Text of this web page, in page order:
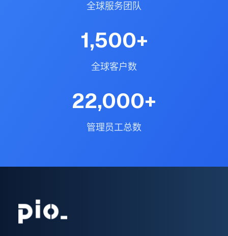
全球服务团队
1,500+
全球客户数
22,000+
管理员工总数